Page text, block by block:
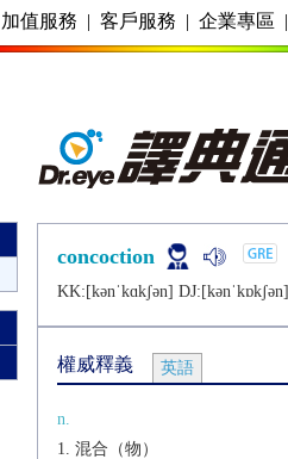
加值服務 | 客戶服務 | 企業專區 |
concoction
KK:[kǝnˈkɑkʃǝn] DJ:[kǝnˈkɒkʃǝn]
權威釋義 英語
n.
混合（物）